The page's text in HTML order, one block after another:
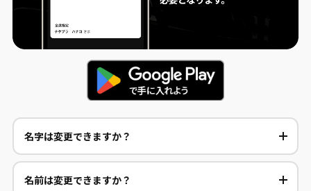
名字は変更できますか？
名前は変更できますか？